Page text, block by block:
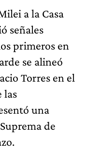
a la Casa
señales
primeros en
se alineó
Torres en el
las
una
de